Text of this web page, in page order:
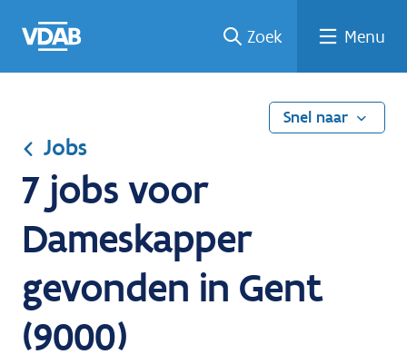
naar
een
een
job
naar
Zoek Menu
Snel naar
Jobs
7 jobs voor
Dameskapper
gevonden in Gent
(9000)